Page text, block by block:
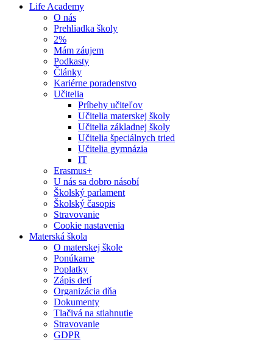
Life Academy
O nás
Prehliadka školy
2%
Mám záujem
Podkasty
Články
Kariérne poradenstvo
Učitelia
Príbehy učiteľov
Učitelia materskej školy
Učitelia základnej školy
Učitelia špeciálnych tried
Učitelia gymnázia
IT
Erasmus+
U nás sa dobro násobí
Školský parlament
Školský časopis
Stravovanie
Cookie nastavenia
Materská škola
O materskej škole
Ponúkame
Poplatky
Zápis detí
Organizácia dňa
Dokumenty
Tlačivá na stiahnutie
Stravovanie
GDPR